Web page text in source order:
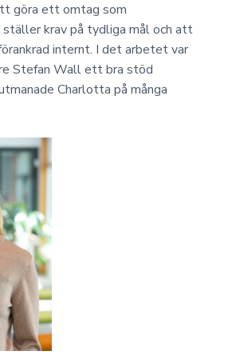
göra ett omtag som
krav på tydliga mål och att
internt. I det arbetet var
Stefan Wall ett bra stöd
Charlotta på många